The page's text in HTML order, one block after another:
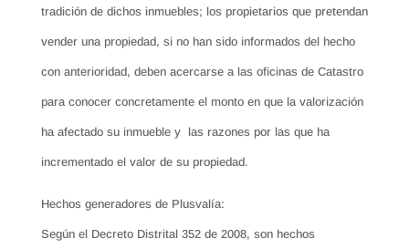
tradición de dichos inmuebles; los propietarios que pretendan
vender una propiedad, si no han sido informados del hecho
con anterioridad, deben acercarse a las oficinas de Catastro
para conocer concretamente el monto en que la valorización
ha afectado su inmueble y las razones por las que ha
incrementado el valor de su propiedad.
Hechos generadores de Plusvalía:
Según el Decreto Distrital 352 de 2008, son hechos